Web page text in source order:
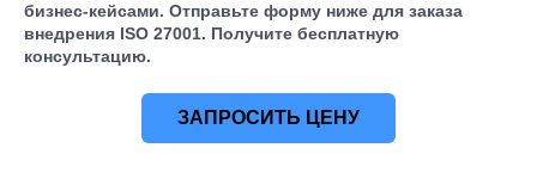
бизнес-кейсами. Отправьте форму ниже для заказа
внедрения ISO 27001. Получите бесплатную
консультацию.
ЗАПРОСИТЬ ЦЕНУ